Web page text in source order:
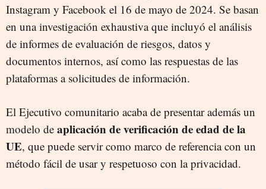
Instagram y Facebook el 16 de mayo de 2024. Se basan
en una investigación exhaustiva que incluyó el análisis
de informes de evaluación de riesgos, datos y
documentos internos, así como las respuestas de las
plataformas a solicitudes de información.
El Ejecutivo comunitario acaba de presentar además un
modelo de aplicación de verificación de edad de la
UE, que puede servir como marco de referencia con un
método fácil de usar y respetuoso con la privacidad.